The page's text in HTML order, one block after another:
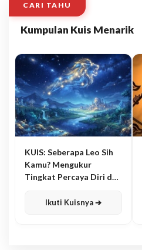
CARI TAHU
Kumpulan Kuis Menarik
KUIS: Seberapa Leo Sih
Kamu? Mengukur
Tingkat Percaya Diri dan
Ikuti Kuisnya ➔